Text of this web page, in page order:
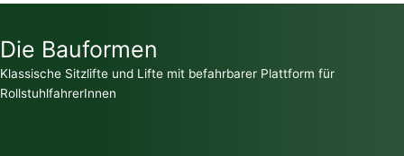
Die Bauformen
Klassische Sitzlifte und Lifte mit befahrbarer Plattform für
RollstuhlfahrerInnen